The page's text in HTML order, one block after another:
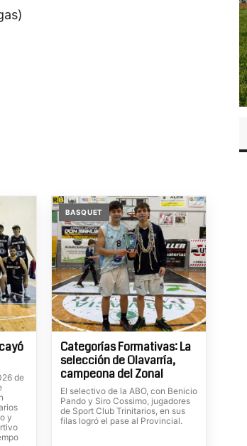
de
y
BASQUET
Categorías Formativas: La
selección de Olavarría,
campeona del Zonal
El selectivo de la ABO, con Benicio
Pando y Siro Cossimo, jugadores
de Sport Club Trinitarios, en sus
filas logró el pase al Provincial.